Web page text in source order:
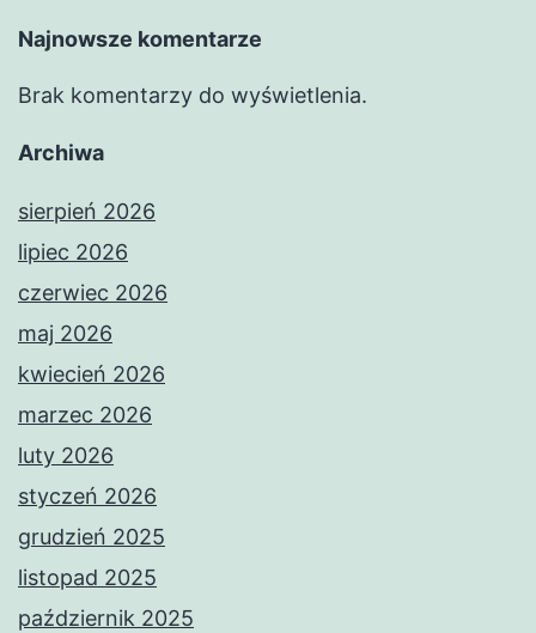
Najnowsze komentarze
Brak komentarzy do wyświetlenia.
Archiwa
sierpień 2026
lipiec 2026
czerwiec 2026
maj 2026
kwiecień 2026
marzec 2026
luty 2026
styczeń 2026
grudzień 2025
listopad 2025
październik 2025